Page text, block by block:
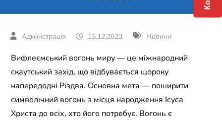
15.12.2023 Новини
Вифлеємський вогонь миру — це міжнародний
скаутський захід, що відбувається щороку
напередодні Різдва. Основна мета — поширити
символічний вогонь з місця народження Ісуса
Христа до всіх, хто його потребує. Вогонь є